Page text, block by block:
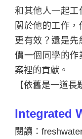
和其他人一起工
關於他的工作
更有效？還是
價一個同學的作
案裡的貢獻。
【依舊是一道長
Integrated
閱讀：